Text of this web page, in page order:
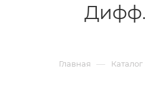
Дифф.
Главная — Каталог